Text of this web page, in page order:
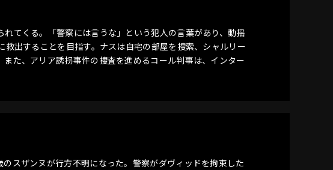
てくる。「警察には言うな」という犯人の言葉があり、動揺
出することを目指す。ナスは自宅の部屋を捜索、シャルリー
た、アリア誘拐事件の捜査を進めるコール判事は、インター
スザンヌが行方不明になった。警察がダヴィッドを拘束した